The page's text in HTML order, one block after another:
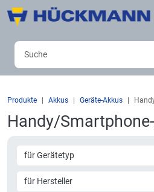
Produkte Akkus Geräte-Akkus
Handy/
für Gerätetyp
für Hersteller